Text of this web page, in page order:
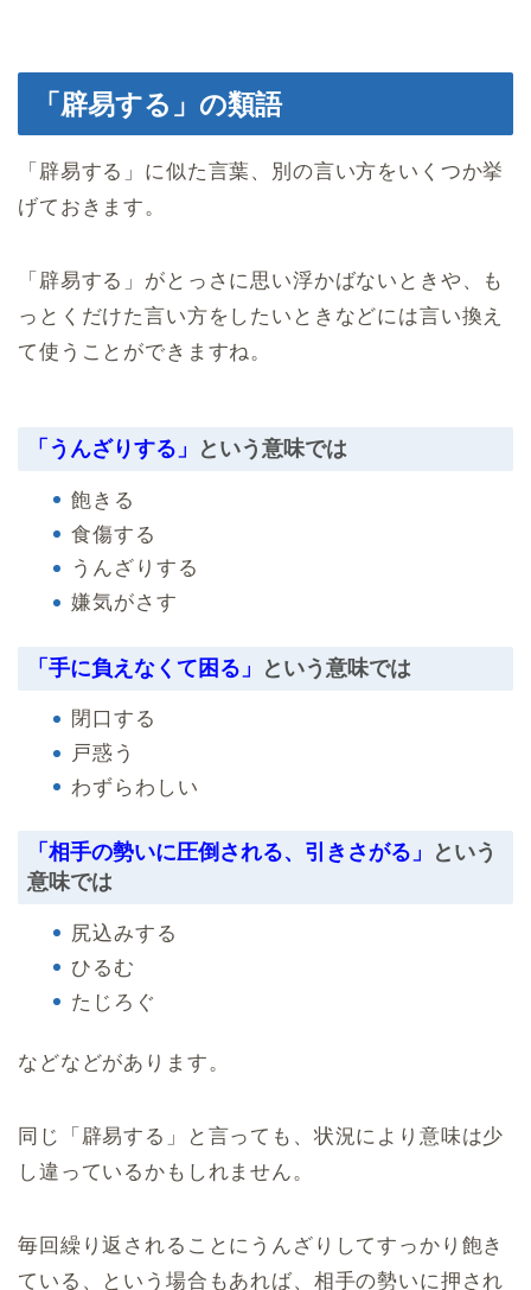
「辟易する」の類語
「辟易する」に似た言葉、別の言い方をいくつか挙
げておきます。
「辟易する」がとっさに思い浮かばないときや、も
っとくだけた言い方をしたいときなどには言い換え
て使うことができますね。
「うんざりする」 という意味では
飽きる
食傷する
うんざりする
嫌気がさす
「手に負えなくて困る」 という意味では
閉口する
戸惑う
わずらわしい
「相手の勢いに圧倒される、引きさがる」
という
意味では
尻込みする
ひるむ
たじろぐ
などなどがあります。
同じ「辟易する」と言っても、状況により意味は少
し違っているかもしれません。
毎回繰り返されることにうんざりしてすっかり飽き
ている、という場合もあれば、相手の勢いに押され